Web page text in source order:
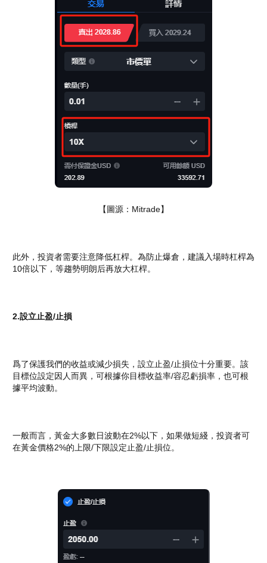
【圖源：Mitrade】
此外，投資者需要注意降低杠桿。為防止爆倉，建議入場時杠桿為
10倍以下，等趨勢明朗后再放大杠桿。
2.設立止盈/止損
爲了保護我們的收益或減少損失，設立止盈/止損位十分重要。該
目標位設定因人而異，可根據你目標收益率/容忍虧損率，也可根
據平均波動。
一般而言，黃金大多數日波動在2%以下，如果做短綫，投資者可
在黃金價格2%的上限/下限設定止盈/止損位。